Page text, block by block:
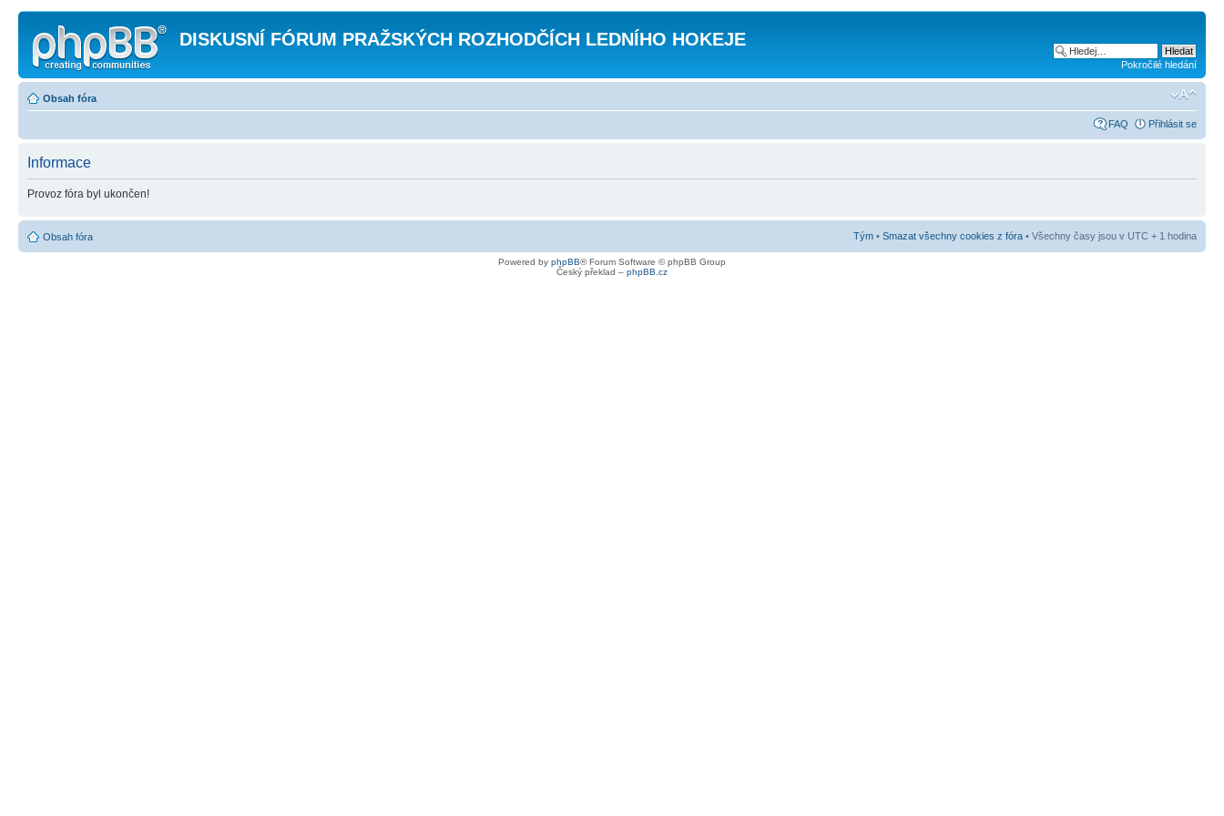
DISKUSNÍ FÓRUM PRAŽSKÝCH ROZHODČÍCH LEDNÍHO HOKEJE
Pokročilé hledání
Obsah fóra
FAQ Přihlásit se
Informace
Provoz fóra byl ukončen!
Obsah fóra Tým • Smazat všechny cookies z fóra • Všechny časy jsou v UTC + 1 hodina
Powered by phpBB® Forum Software © phpBB Group
Český překlad – phpBB.cz